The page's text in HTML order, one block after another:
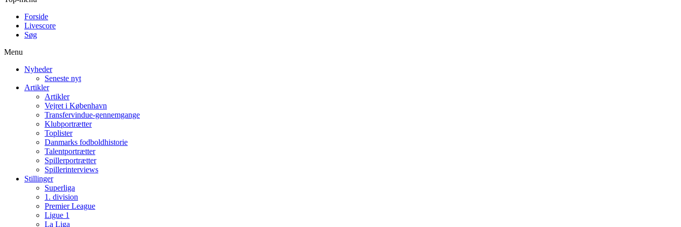
Forside
Livescore
Søg
Menu
Nyheder
Seneste nyt
Artikler
Artikler
Vejret i København
Transfervindue-gennemgange
Klubportrætter
Toplister
Danmarks fodboldhistorie
Talentportrætter
Spillerportrætter
Spillerinterviews
Stillinger
Superliga
1. division
Premier League
Ligue 1
La Liga